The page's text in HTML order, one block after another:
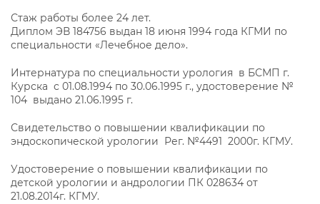
Стаж работы более 24 лет.
Диплом ЭВ 184756 выдан 18 июня 1994 года КГМИ по
специальности «Лечебное дело».
Интернатура по специальности урология в БСМП г.
Курска с 01.08.1994 по 30.06.1995 г., удостоверение №
104 выдано 21.06.1995 г.
Свидетельство о повышении квалификации по
эндоскопической урологии Рег. №4491 2000г. КГМУ.
Удостоверение о повышении квалификации по
детской урологии и андрологии ПК 028634 от
21.08.2014г. КГМУ.